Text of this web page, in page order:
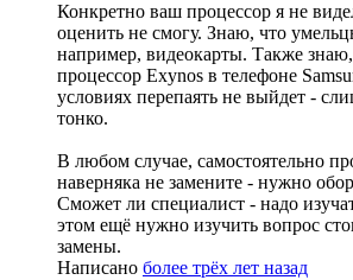
Конкретно ваш процессор я не
оценить не смогу. Знаю, что
например, видеокарты. Также
процессор Exynos в телефоне
условиях перепаять не выйдет -
тонко.
В любом случае, самостоятельно
наверняка не замените - нужно
Сможет ли специалист - надо
этом ещё нужно изучить вопрос
замены.
Написано более трёх лет назад